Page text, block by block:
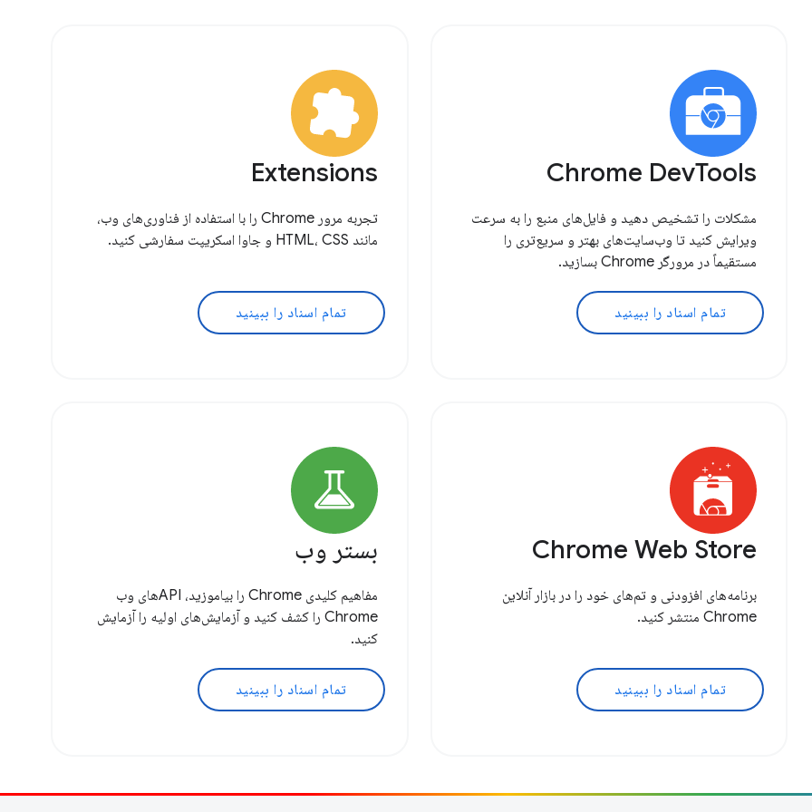
Chrome DevTools
مشکلات را تشخیص دهید و فایل‌های منبع را به سرعت
ویرایش کنید تا وب‌سایت‌های بهتر و سریع‌تری را
مستقیماً در مرورگر Chrome بسازید.
تمام اسناد را ببینید
Extensions
تجربه مرور Chrome را با استفاده از فناوری‌های وب،
مانند HTML، CSS و جاوا اسکریپت سفارشی کنید.
تمام اسناد را ببینید
Chrome Web Store
برنامه‌های افزودنی و تم‌های خود را در بازار آنلاین
Chrome منتشر کنید.
تمام اسناد را ببینید
بستر وب
مفاهیم کلیدی Chrome را بیاموزید، APIهای وب
Chrome را کشف کنید و آزمایش‌های اولیه را آزمایش
کنید.
تمام اسناد را ببینید